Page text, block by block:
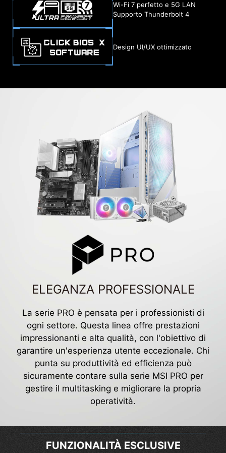
Wi-Fi 7 perfetto e 5G LAN
Supporto Thunderbolt 4
Design UI/UX ottimizzato
ELEGANZA PROFESSIONALE
La serie PRO è pensata per i professionisti di
ogni settore. Questa linea offre prestazioni
impressionanti e alta qualità, con l'obiettivo di
garantire un'esperienza utente eccezionale. Chi
punta su produttività ed efficienza può
sicuramente contare sulla serie MSI PRO per
gestire il multitasking e migliorare la propria
operatività.
FUNZIONALITÀ ESCLUSIVE